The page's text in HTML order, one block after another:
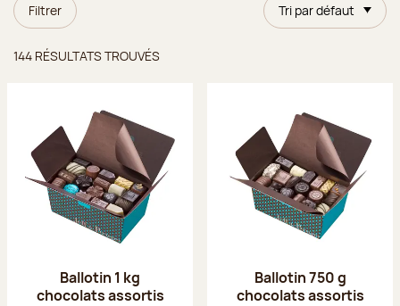
Filtrer Tri par défaut
144 RÉSULTATS TROUVÉS
Ballotin 1 kg
chocolats assortis
Ballotin 750 g
chocolats assortis